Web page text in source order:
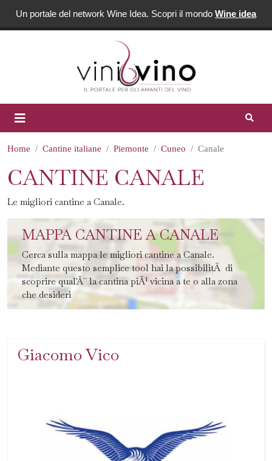
Un portale del network Wine Idea. Scopri il mondo Wine idea
Home Cantine italiane Piemonte Cuneo Canale
CANTINE CANALE
Le migliori cantine a Canale.
MAPPA CANTINE A CANALE
Cerca sulla mappa le migliori cantine a Canale.
Mediante questo semplice tool hai la possibilitÃ di
scoprire qual'Ã¨ la cantina piÃ¹ vicina a te o alla zona
che desideri
Giacomo Vico